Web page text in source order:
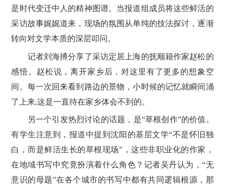
是时代变迁中人的精神图谱。当报道组成员将这些鲜活的
采访故事娓娓道来，现场的氛围从单纯的技法探讨，逐渐
转向对文学本质的深层叩问。
记者刘海搏分享了采访定居上海的抚顺籍作家赵松的
感悟。赵松说，离开家乡后，对这里有了更多的想象空
间。每一次回来看到路边的景物，小时候的记忆就瞬间涌
了上来,这是一直待在家乡体会不到的。
另一个引发热烈讨论的话题，是“草根创作”的价值。
有学生注意到，报道中提到沈阳的基层文学“不是怀旧独
白，而是鲜活生长的草根现场”，这些非职业化的作家，
在地域书写中究竟扮演着什么角色？记者吴丹认为，“无
意识的母题”在各个城市的书写中都有共同逻辑根源，那